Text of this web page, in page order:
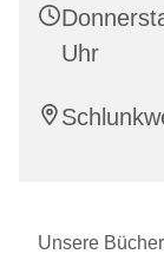
Uhr
Unsere